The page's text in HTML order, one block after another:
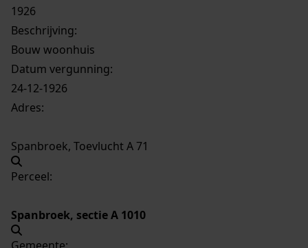
1926
Beschrijving:
Bouw woonhuis
Datum vergunning:
24-12-1926
Adres:
Spanbroek, Toevlucht A 71
Perceel:
Spanbroek, sectie A 1010